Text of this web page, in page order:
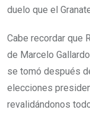
duelo que el
Cabe recordar que
de Marcelo
se tomó después
elecciones
revalidándonos